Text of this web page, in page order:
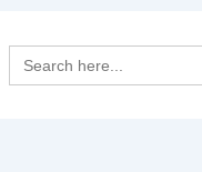
Search
for: